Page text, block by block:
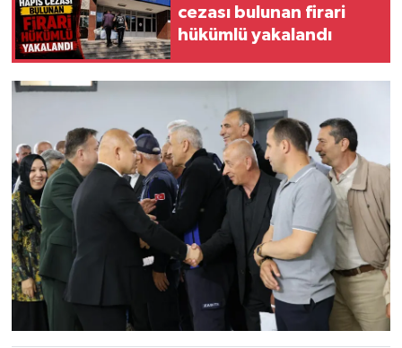
cezası bulunan firari
hükümlü yakalandı